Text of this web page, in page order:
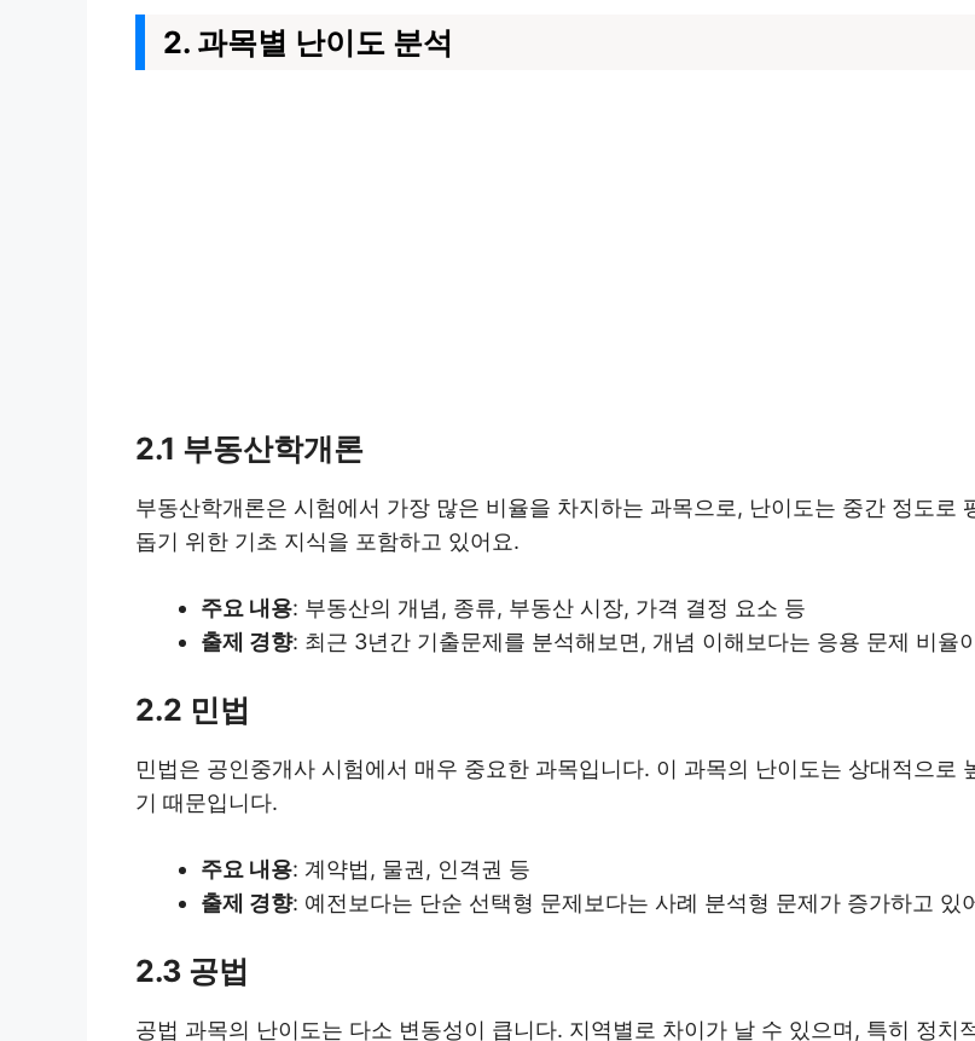
2. 과목별 난이도 분석
2.1 부동산학개론
부동산학개론은 시험에서 가장 많은 비율을 차지하는 과목으로, 난이도는 중간 정도로
돕기 위한 기초 지식을 포함하고 있어요.
주요 내용: 부동산의 개념, 종류, 부동산 시장, 가격 결정 요소 등
출제 경향: 최근 3년간 기출문제를 분석해보면, 개념 이해보다는 응용 문제 비율
2.2 민법
민법은 공인중개사 시험에서 매우 중요한 과목입니다. 이 과목의 난이도는 상대적으로
기 때문입니다.
주요 내용: 계약법, 물권, 인격권 등
출제 경향: 예전보다는 단순 선택형 문제보다는 사례 분석형 문제가 증가하고 있
2.3 공법
공법 과목의 난이도는 다소 변동성이 큽니다. 지역별로 차이가 날 수 있으며, 특히 정치